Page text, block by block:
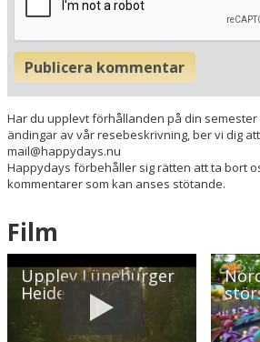
Publicera kommentar
Har du upplevt förhållanden på din
ändingar av vår resebeskrivning, ber vi dig
mail@happydays.nu
Happydays förbehåller sig rätten att ta bort
kommentarer som kan anses stötande.
Film
Upplev Lüneburger
Heide